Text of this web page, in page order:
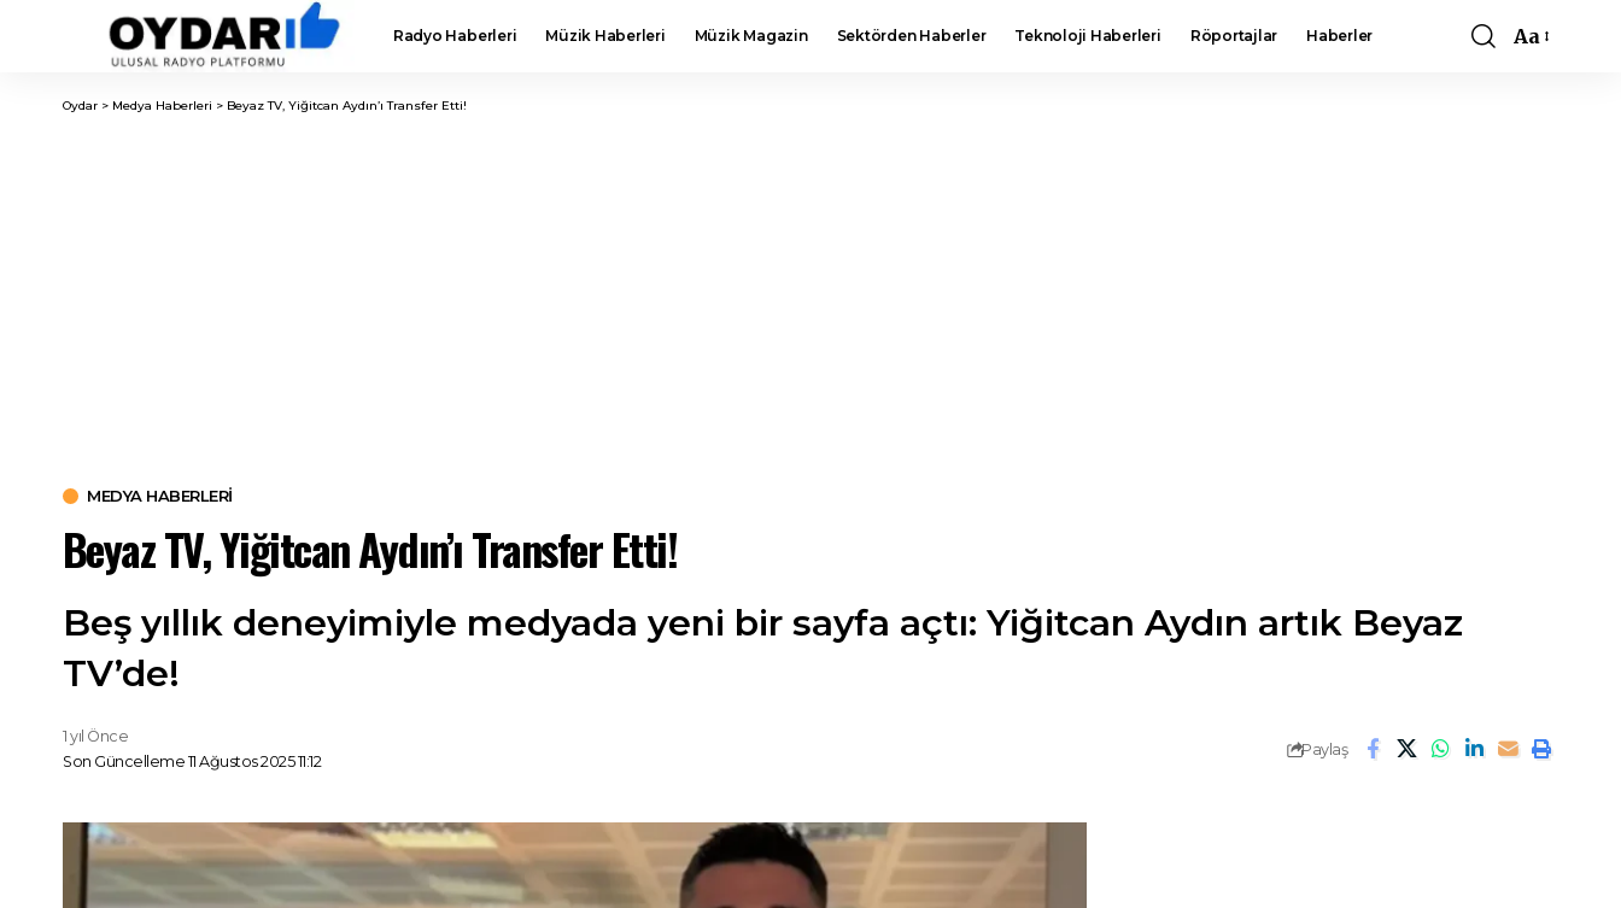
Radyo Haberleri Müzik Haberleri Müzik Magazin Sektörden Haberler Teknoloji Haberleri Röportajlar Haberler
Font
Aa
Oydar > Medya Haberleri > Beyaz TV, Yiğitcan Aydın’ı Transfer Etti!
MEDYA HABERLERI
Beyaz TV, Yiğitcan Aydın’ı Transfer Etti!
Beş yıllık deneyimiyle medyada yeni bir sayfa açtı: Yiğitcan Aydın artık Beyaz
TV’de!
Son Güncelleme 11 Ağustos 2025 11:12
1 yıl Önce
Paylaş